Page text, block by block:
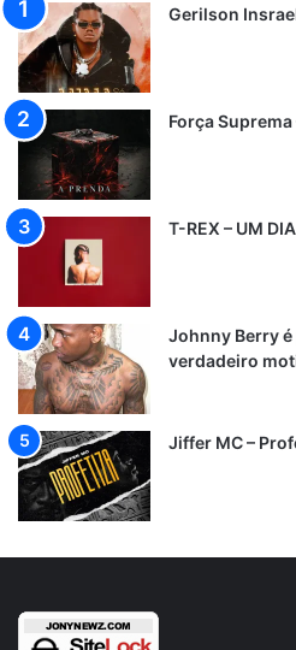
Gerilson
Força Suprema
T-REX – UM
Johnny Berry
verdadeiro
Jiffer MC –